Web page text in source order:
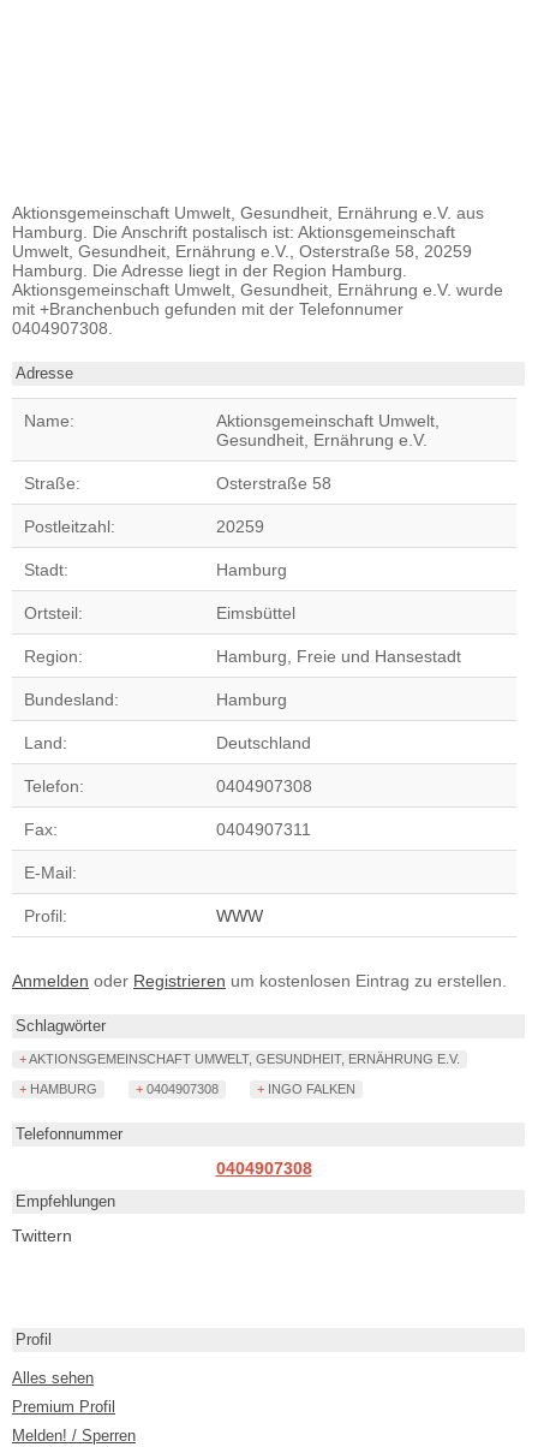
Aktionsgemeinschaft Umwelt, Gesundheit, Ernährung e.V. aus
Hamburg. Die Anschrift postalisch ist: Aktionsgemeinschaft
Umwelt, Gesundheit, Ernährung e.V., Osterstraße 58, 20259
Hamburg. Die Adresse liegt in der Region Hamburg.
Aktionsgemeinschaft Umwelt, Gesundheit, Ernährung e.V. wurde
mit +Branchenbuch gefunden mit der Telefonnumer
0404907308.
Adresse
Name:
Aktionsgemeinschaft Umwelt,
Gesundheit, Ernährung e.V.
Straße: Osterstraße 58
Postleitzahl: 20259
Stadt: Hamburg
Ortsteil: Eimsbüttel
Region: Hamburg, Freie und Hansestadt
Bundesland: Hamburg
Land: Deutschland
Telefon: 0404907308
Fax: 0404907311
E-Mail:
Profil: WWW
Anmelden oder Registrieren um kostenlosen Eintrag zu erstellen.
Schlagwörter
+ AKTIONSGEMEINSCHAFT UMWELT, GESUNDHEIT, ERNÄHRUNG E.V.
+ HAMBURG + 0404907308 + INGO FALKEN
Telefonnummer
0404907308
Empfehlungen
Twittern
Profil
Alles sehen
Premium Profil
Melden! / Sperren